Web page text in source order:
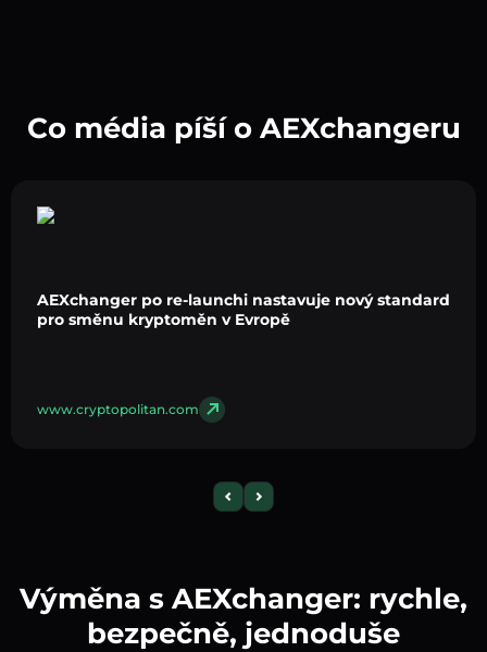
Co média píší o AEXchangeru
AEXchanger po re-launchi nastavuje nový standard
pro směnu kryptoměn v Evropě
www.cryptopolitan.com
Výměna s AEXchanger: rychle,
bezpečně, jednoduše